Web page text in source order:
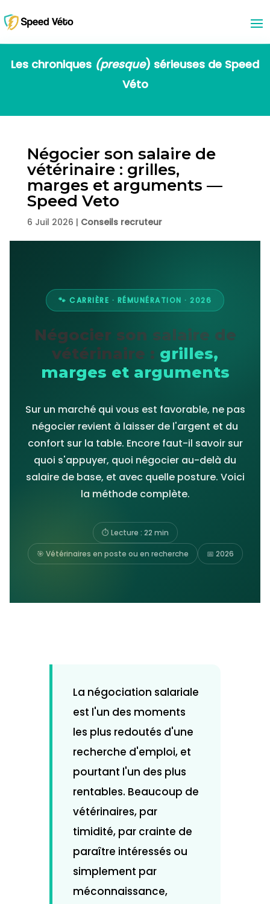
Les chroniques (presque) sérieuses de Speed
Véto
Négocier son salaire de
vétérinaire : grilles,
marges et arguments —
Speed Veto
6 Juil 2026 | Conseils recruteur
🐾 CARRIÈRE · RÉMUNÉRATION · 2026
Négocier son salaire de
vétérinaire : grilles,
marges et arguments
Sur un marché qui vous est favorable, ne pas
négocier revient à laisser de l'argent et du
confort sur la table. Encore faut-il savoir sur
quoi s'appuyer, quoi négocier au-delà du
salaire de base, et avec quelle posture. Voici
la méthode complète.
⏱ Lecture : 22 min
🎯 Vétérinaires en poste ou en recherche 📅 2026
La négociation salariale
est l'un des moments
les plus redoutés d'une
recherche d'emploi, et
pourtant l'un des plus
rentables. Beaucoup de
vétérinaires, par
timidité, par crainte de
paraître intéressés ou
simplement par
méconnaissance,